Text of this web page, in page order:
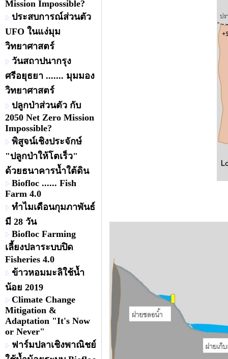
Mission Impossible?
ประสบการณ์ส่วนตัว
UFO ในแง่มุม
วิทยาศาสตร์
วันสถาปนากรุง
ศรีอยุธยา ....... มุมมอง
วิทยาศาสตร์
ปลูกป่าส่วนตัว กับ
2050 Net Zero Mission
Impossible?
พิสูจน์เชิงประจักษ์
"ปลูกป่าให้โตเร็ว"
ด้วยธนาคารน้ำใต้ดิน
Biofloc ...... Fish
Farm 4.0
ทำไมเดือนกุมภาพันธ์
มี 28 วัน
Biofloc Farming
เลี้ยงปลาระบบปิด
Fisheries 4.0
ข้าวหอมมะลิใช้น้ำ
น้อย 2019
Climate Change
Mitigation &
Adaptation "It's Now
or Never"
ฟาร์มปลาเชิงพาณิชย์